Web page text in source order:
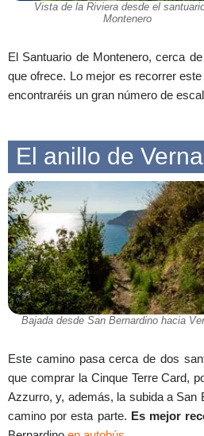
Vista de la Riviera desde el
Montenero
El Santuario de Montenero, cerca
que ofrece. Lo mejor es recorrer
encontraréis un gran número de
El anillo de
Bajada desde San Bernardino hacia
Este camino pasa cerca de dos
que comprar la Cinque Terre Card,
Azzurro, y, además, la subida a San
camino por esta parte. Es mejor